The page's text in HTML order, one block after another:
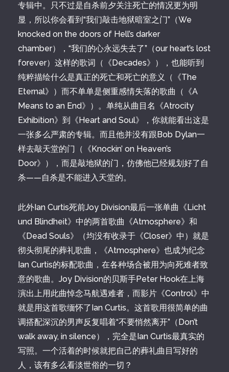
专辑中。只不过是自杀前夕关注死亡的情况更为明
显，所以你会看到“我们敲击地狱暗室之门”（We
knocked on the doors of Hell’s darker
chamber），“我们的心永远失去了”（our heart’s lost
forever）这样的歌词（《Decades》），也能听到
纯粹描绘什么是真正的死亡和死亡的意义（《The
Eternal》）而不单单是侧重感情失落的歌曲（《A
Means to an End》）。单纯从曲目名《Atrocity
Exhibition》到《Heart and Soul》，你就能看出这是
一张多么严肃的专辑。而且他并没有跟Bob Dylan一
样去敲天堂的门（《Knockin’ on Heaven’s
Door》），而是敲地狱的门，仿佛他已经规划好了自
杀——自杀是不能进入天堂的。
此外Ian Curtis死前Joy Division最后一张单曲《Licht
und Blindheit》中的两首歌曲《Atmosphere》和
《Dead Souls》（均没有收录于《Closer》中）就是
彻头彻尾的葬礼歌曲，《Atmosphere》也成为纪念
Ian Curtis的标配歌曲，在各种场合被用为向死难者致
意的歌曲。Joy Division的贝斯手Peter Hook在上海
演出上用此曲悼念马航遇难者，而影片《Control》中
就是用这首歌缅怀了Ian Curtis。这首歌用很简单的曲
调搭配深沉的男声反复唱着“不要悄然离开”（Don’t
walk away, in silence），完全是Ian Curtis最真实的
写照。一个活着的时候就把自己的葬礼曲目写好的
人，该有多么看淡世俗的一切？